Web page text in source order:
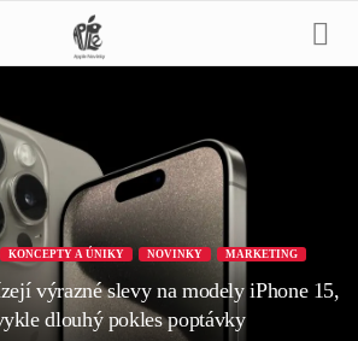
KONCEPTY A ÚNIKY NOVINKY MARKETING
výrazné slevy na modely iPhone 15,
dlouhý pokles poptávky